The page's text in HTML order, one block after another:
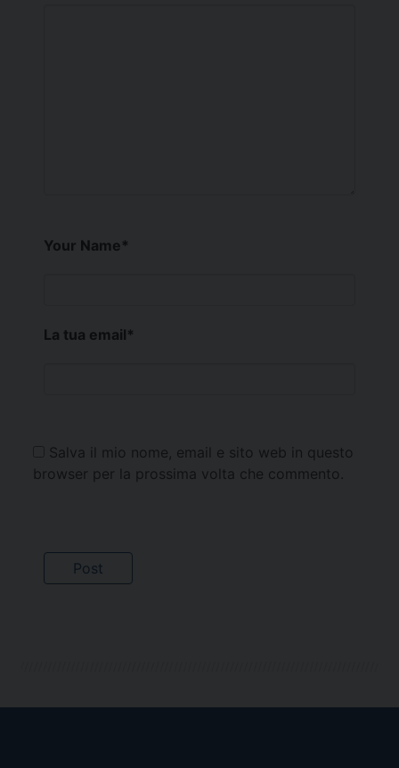
Your Name*
La tua email*
Salva il mio nome, email e sito web in questo
browser per la prossima volta che commento.